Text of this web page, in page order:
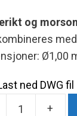
og
Ø1,00
ned DWG fil
+